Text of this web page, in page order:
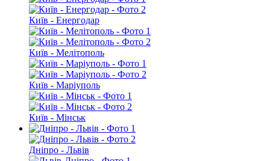
Київ - Енергодар
Київ - Мелітополь
Київ - Маріуполь
Київ - Мінськ
Дніпро - Львів